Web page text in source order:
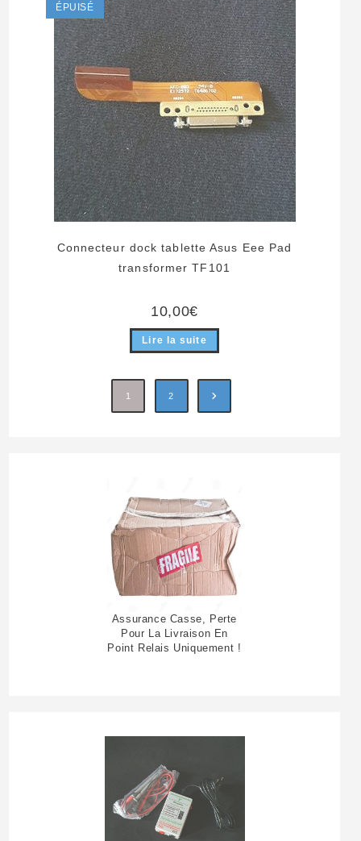
ÉPUISÉ
Connecteur dock tablette Asus Eee Pad
transformer TF101
10,00€
Lire la suite
1 2
Assurance Casse, Perte
Pour La Livraison En
Point Relais Uniquement !